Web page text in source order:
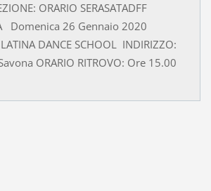
ORARIO SERASATADFF
Domenica 26 Gennaio 2020
DANCE SCHOOL INDIRIZZO:
ORARIO RITROVO: Ore 15.00